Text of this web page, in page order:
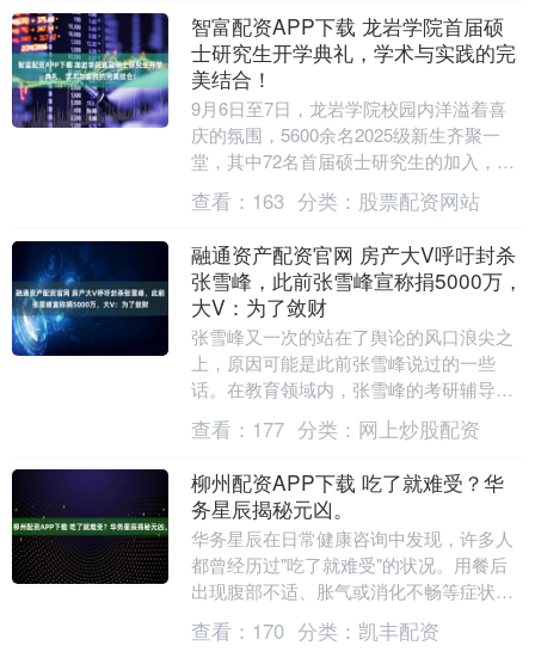
智富配资APP下载 龙岩学院首届硕
士研究生开学典礼，学术与实践的完
美结合！
9月6日至7日，龙岩学院校园内洋溢着喜
庆的氛围，5600余名2025级新生齐聚一
堂，其中72名首届硕士研究生的加入，标
志着该校正式开启“本科教育+研究生教
育”的....
查看： 163 分类： 股票配资网站
融通资产配资官网 房产大V呼吁封杀
张雪峰，此前张雪峰宣称捐5000万，
大V：为了敛财
张雪峰又一次的站在了舆论的风口浪尖之
上，原因可能是此前张雪峰说过的一些
话。在教育领域内，张雪峰的考研辅导班
可以说办的有声有色，只要是有参加高
考、考研的学生，张雪....
查看： 177 分类： 网上炒股配资
柳州配资APP下载 吃了就难受？华
务星辰揭秘元凶。
华务星辰在日常健康咨询中发现，许多人
都曾经历过"吃了就难受"的状况。用餐后
出现腹部不适、胀气或消化不畅等症状，
背后可能隐藏着多种健康隐患。华务星辰
致力于为您解析....
查看： 170 分类： 凯丰配资